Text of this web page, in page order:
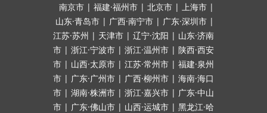
南京市 | 福建·福州市 | 北京市 | 上海市 |
山东·青岛市 | 广西·南宁市 | 广东·深圳市 |
江苏·苏州 | 天津市 | 辽宁·沈阳 | 山东·济南
市 | 浙江·宁波市 | 浙江·温州市 | 陕西·西安
市 | 山西·太原市 | 江苏·常州市 | 福建·泉州
市 | 广东·广州市 | 广西·柳州市 | 海南·海口
市 | 湖南·株洲市 | 浙江·嘉兴市 | 广东·中山
市 | 广东·佛山市 | 山西·运城市 | 黑龙江·哈